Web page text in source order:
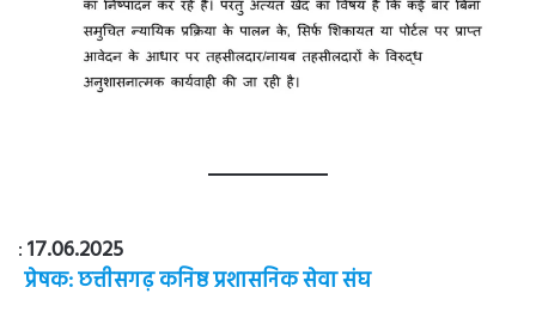
:17.06.2025
प्रेषक: छत्तीसगढ़ कनिष्ठ प्रशासनिक सेवा संघ